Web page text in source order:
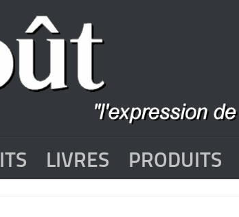
LIVRES PRODUITS